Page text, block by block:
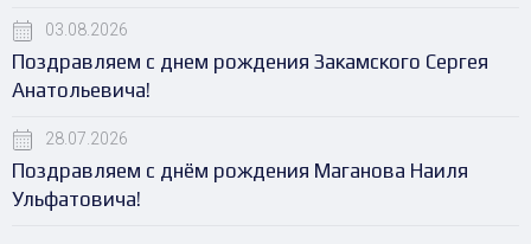
03.08.2026
Поздравляем с днем рождения Закамского Сергея
Анатольевича!
28.07.2026
Поздравляем с днём рождения Маганова Наиля
Ульфатовича!